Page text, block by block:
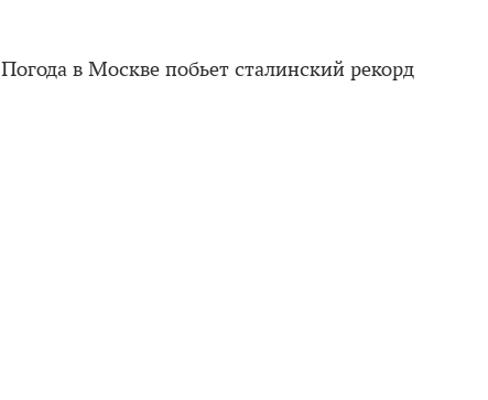
Погода в Москве побьет сталинский рекорд